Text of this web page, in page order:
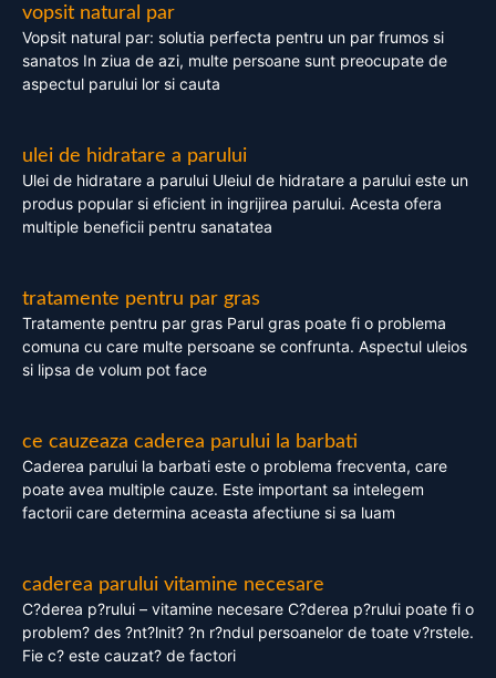
vopsit natural par
Vopsit natural par: solutia perfecta pentru un par frumos si
sanatos In ziua de azi, multe persoane sunt preocupate de
aspectul parului lor si cauta
ulei de hidratare a parului
Ulei de hidratare a parului Uleiul de hidratare a parului este un
produs popular si eficient in ingrijirea parului. Acesta ofera
multiple beneficii pentru sanatatea
tratamente pentru par gras
Tratamente pentru par gras Parul gras poate fi o problema
comuna cu care multe persoane se confrunta. Aspectul uleios
si lipsa de volum pot face
ce cauzeaza caderea parului la barbati
Caderea parului la barbati este o problema frecventa, care
poate avea multiple cauze. Este important sa intelegem
factorii care determina aceasta afectiune si sa luam
caderea parului vitamine necesare
C?derea p?rului – vitamine necesare C?derea p?rului poate fi o
problem? des ?nt?lnit? ?n r?ndul persoanelor de toate v?rstele.
Fie c? este cauzat? de factori